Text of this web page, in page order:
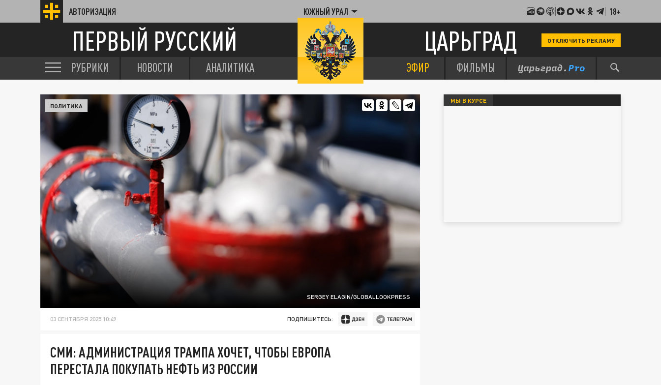
АВТОРИЗАЦИЯ ЮЖНЫЙ УРАЛ 18+
ПЕРВЫЙ РУССКИЙ ЦАРЬГРАД ОТКЛЮЧИТЬ РЕКЛАМУ
РУБРИКИ НОВОСТИ АНАЛИТИКА ЭФИР ФИЛЬМЫ
SERGEY ELAGIN/GLOBALLOOKPRESS
ПОЛИТИКА
03 СЕНТЯБРЯ 2025 10:49 ПОДПИШИТЕСЬ:
СМИ: АДМИНИСТРАЦИЯ ТРАМПА ХОЧЕТ, ЧТОБЫ ЕВРОПА
ПЕРЕСТАЛА ПОКУПАТЬ НЕФТЬ ИЗ РОССИИ
МЫ В КУРСЕ